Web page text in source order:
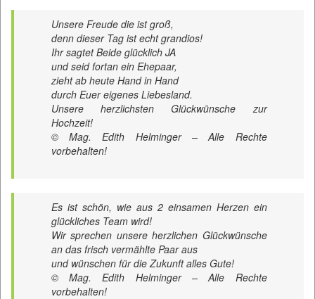
Unsere Freude die ist groß,
denn dieser Tag ist echt grandios!
Ihr sagtet Beide glücklich JA
und seid fortan ein Ehepaar,
zieht ab heute Hand in Hand
durch Euer eigenes Liebesland.
Unsere herzlichsten Glückwünsche zur
Hochzeit!
© Mag. Edith Helminger – Alle Rechte
vorbehalten!
Es ist schön, wie aus 2 einsamen Herzen ein
glückliches Team wird!
Wir sprechen unsere herzlichen Glückwünsche
an das frisch vermählte Paar aus
und wünschen für die Zukunft alles Gute!
© Mag. Edith Helminger – Alle Rechte
vorbehalten!